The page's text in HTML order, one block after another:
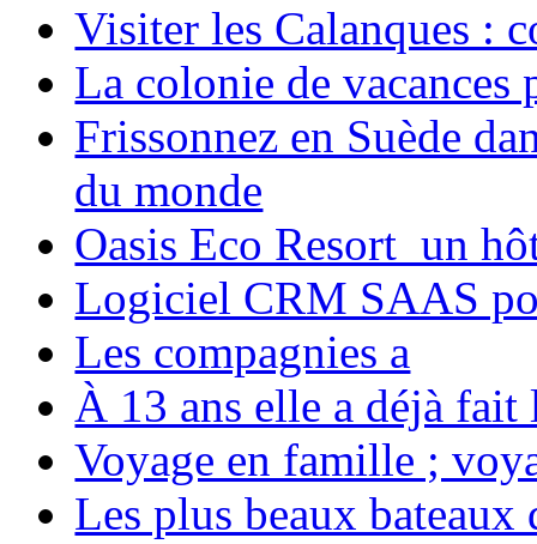
Visiter les Calanques :
La colonie de vacances
Frissonnez en Suède
du monde
Oasis Eco Resort un
Logiciel CRM SAAS
Les compagnies a
À 13 ans elle a déjà
Voyage en famille ;
Les plus beaux bateaux